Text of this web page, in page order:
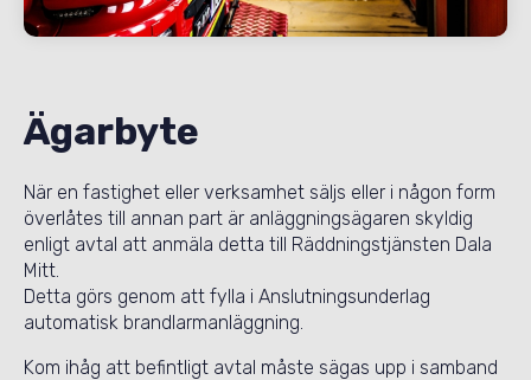
Ägarbyte
När en fastighet eller verksamhet säljs eller i någon form
överlåtes till annan part är anläggningsägaren skyldig
enligt avtal att anmäla detta till Räddningstjänsten Dala
Mitt.
Detta görs genom att fylla i Anslutningsunderlag
automatisk brandlarmanläggning.
Kom ihåg att befintligt avtal måste sägas upp i samband